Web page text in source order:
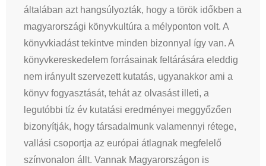
általában azt hangsúlyozták, hogy a török időkben a
magyarországi könyvkultúra a mélyponton volt. A
könyvkiadást tekintve minden bizonnyal így van. A
könyvkereskedelem forrásainak feltárására eleddig
nem irányult szervezett kutatás, ugyanakkor ami a
könyv fogyasztását, tehát az olvasást illeti, a
legutóbbi tíz év kutatási eredményei meggyőzően
bizonyítják, hogy társadalmunk valamennyi rétege,
vallási csoportja az európai átlagnak megfelelő
színvonalon állt. Vannak Magyarországon is